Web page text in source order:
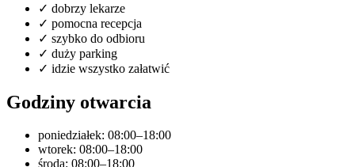
✓ dobrzy lekarze
✓ pomocna recepcja
✓ szybko do odbioru
✓ duży parking
✓ idzie wszystko załatwić
Godziny otwarcia
poniedziałek: 08:00–18:00
wtorek: 08:00–18:00
środa: 08:00–18:00